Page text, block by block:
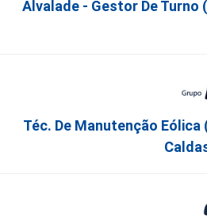
Alvalade - Gestor De
Téc. De Manutenção